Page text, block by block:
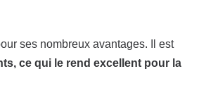
ses nombreux avantages. Il est
ce qui le rend excellent pour la